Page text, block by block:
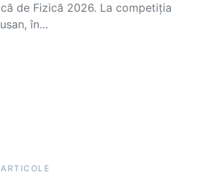
de Fizică 2026. La competiția
în…